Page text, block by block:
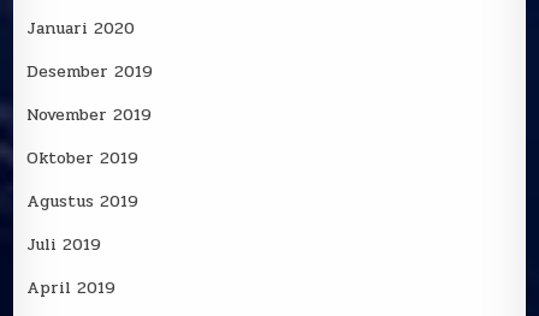
Januari 2020
Desember 2019
November 2019
Oktober 2019
Agustus 2019
Juli 2019
April 2019